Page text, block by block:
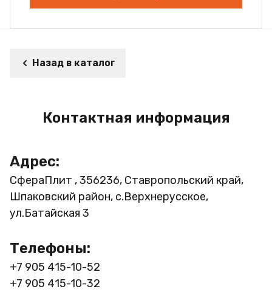
Назад в каталог
Контактная информация
Адрес:
СфераПлит , 356236, Ставропольский край,
Шпаковский район, с.Верхнерусское,
ул.Батайская 3
Телефоны:
+7 905 415-10-52
+7 905 415-10-32